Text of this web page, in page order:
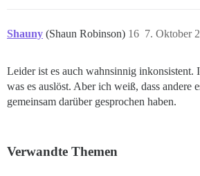
Shauny (Shaun Robinson) 7. Oktober
16
Leider ist es auch wahnsinnig inkonsistent.
was es auslöst. Aber ich weiß, dass andere
gemeinsam darüber gesprochen haben.
Verwandte Themen